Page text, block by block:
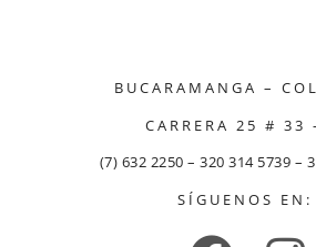
BUCARAMANGA –
CARRERA 25 # 33
(7) 632 2250 – 320 314 5739 –
SÍGUENOS EN: